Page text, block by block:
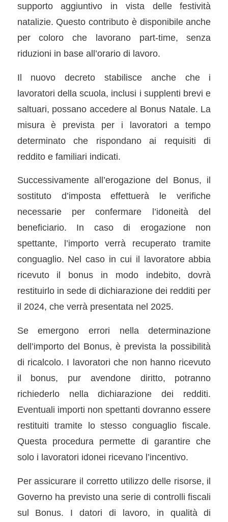
supporto aggiuntivo in vista delle festività
natalizie. Questo contributo è disponibile anche
per coloro che lavorano part-time, senza
riduzioni in base all’orario di lavoro.
Il nuovo decreto stabilisce anche che i
lavoratori della scuola, inclusi i supplenti brevi e
saltuari, possano accedere al Bonus Natale. La
misura è prevista per i lavoratori a tempo
determinato che rispondano ai requisiti di
reddito e familiari indicati.
Successivamente all’erogazione del Bonus, il
sostituto d’imposta effettuerà le verifiche
necessarie per confermare l’idoneità del
beneficiario. In caso di erogazione non
spettante, l’importo verrà recuperato tramite
conguaglio. Nel caso in cui il lavoratore abbia
ricevuto il bonus in modo indebito, dovrà
restituirlo in sede di dichiarazione dei redditi per
il 2024, che verrà presentata nel 2025.
Se emergono errori nella determinazione
dell’importo del Bonus, è prevista la possibilità
di ricalcolo. I lavoratori che non hanno ricevuto
il bonus, pur avendone diritto, potranno
richiederlo nella dichiarazione dei redditi.
Eventuali importi non spettanti dovranno essere
restituiti tramite lo stesso conguaglio fiscale.
Questa procedura permette di garantire che
solo i lavoratori idonei ricevano l’incentivo.
Per assicurare il corretto utilizzo delle risorse, il
Governo ha previsto una serie di controlli fiscali
sul Bonus. I datori di lavoro, in qualità di